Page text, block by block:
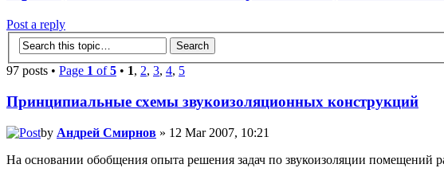
Post a reply
97 posts • Page 1 of5 • 1, 2, 3, 4, 5
Принципиальные схемы звукоизоляционных конструкций
by Андрей Смирнов » 12 Mar 2007, 10:21
На основании обобщения опыта решения задач по звукоизоляции помещений